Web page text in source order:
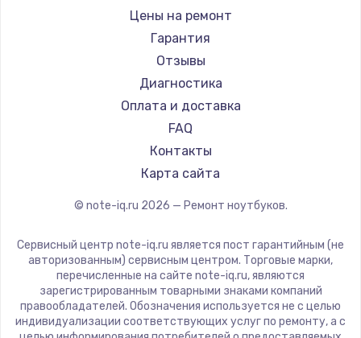
Ремонт ноутбуков iru
Ремонт ноутбуков Machenike
Ремонт ноутбуков DEXP
Ремонт ноутбуков Teclast
Ремонт ноутбуков CHUWI
Ремонт ноутбуков Colorful
Gigabyte
Aorus
Maibenben
Getac
Epson
Philips
LG
Panasonic
ZTE
Hiper
Evga
Google
Цены на ремонт
Гарантия
Отзывы
Диагностика
Оплата и доставка
FAQ
Контакты
Карта сайта
© note-iq.ru 2026 — Ремонт ноутбуков.
Сервисный центр note-iq.ru является пост гарантийным (не
авторизованным) сервисным центром. Торговые марки,
перечисленные на сайте note-iq.ru, являются
зарегистрированным товарными знаками компаний
правообладателей. Обозначения используется не с целью
индивидуализации соответствующих услуг по ремонту, а с